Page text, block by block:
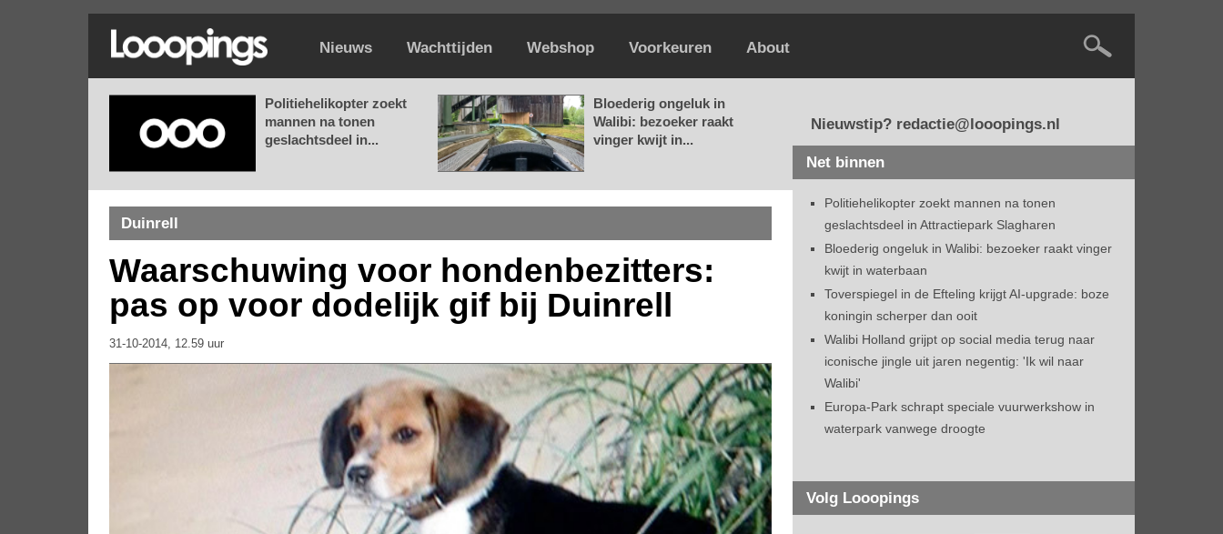
Nieuws Wachttijden Webshop Voorkeuren About
Politiehelikopter zoekt
mannen na tonen
geslachtsdeel in...
Bloederig ongeluk in
Walibi: bezoeker raakt
vinger kwijt in...
Duinrell
Waarschuwing voor hondenbezitters:
pas op voor dodelijk gif bij Duinrell
31-10-2014, 12.59 uur
Nieuwstip? redactie@looopings.nl
Net binnen
Politiehelikopter zoekt mannen na tonen
geslachtsdeel in Attractiepark Slagharen
Bloederig ongeluk in Walibi: bezoeker raakt vinger
kwijt in waterbaan
Toverspiegel in de Efteling krijgt AI-upgrade: boze
koningin scherper dan ooit
Walibi Holland grijpt op social media terug naar
iconische jingle uit jaren negentig: 'Ik wil naar
Walibi'
Europa-Park schrapt speciale vuurwerkshow in
waterpark vanwege droogte
Volg Looopings